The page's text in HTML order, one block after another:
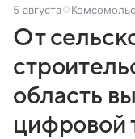
5 августа
От
область
цифровой